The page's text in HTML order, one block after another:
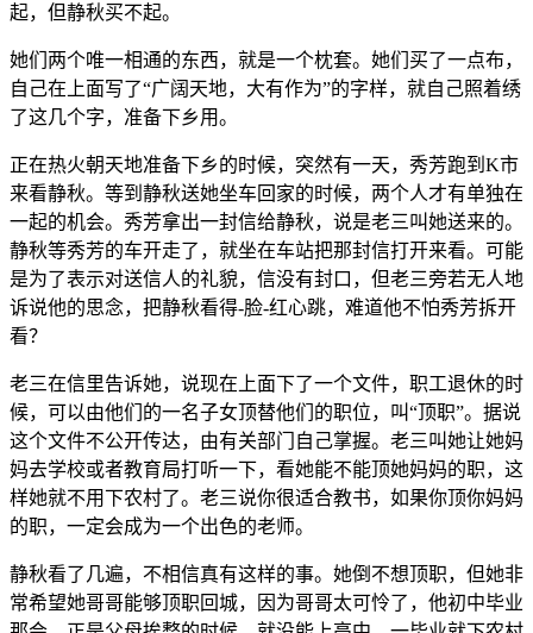
起，但静秋买不起。
她们两个唯一相通的东西，就是一个枕套。她们买了一点布，
自己在上面写了“广阔天地，大有作为”的字样，就自己照着绣
了这几个字，准备下乡用。
正在热火朝天地准备下乡的时候，突然有一天，秀芳跑到K市
来看静秋。等到静秋送她坐车回家的时候，两个人才有单独在
一起的机会。秀芳拿出一封信给静秋，说是老三叫她送来的。
静秋等秀芳的车开走了，就坐在车站把那封信打开来看。可能
是为了表示对送信人的礼貌，信没有封口，但老三旁若无人地
诉说他的思念，把静秋看得-脸-红心跳，难道他不怕秀芳拆开
看？
老三在信里告诉她，说现在上面下了一个文件，职工退休的时
候，可以由他们的一名子女顶替他们的职位，叫“顶职”。据说
这个文件不公开传达，由有关部门自己掌握。老三叫她让她妈
妈去学校或者教育局打听一下，看她能不能顶她妈妈的职，这
样她就不用下农村了。老三说你很适合教书，如果你顶你妈妈
的职，一定会成为一个出色的老师。
静秋看了几遍，不相信真有这样的事。她倒不想顶职，但她非
常希望她哥哥能够顶职回城，因为哥哥太可怜了，他初中毕业